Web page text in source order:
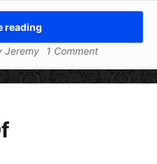
reading
Jeremy 1 Comment